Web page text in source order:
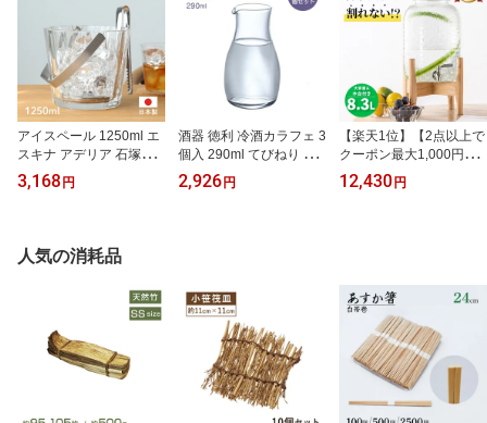
アイスペール 1250ml エ
スキナ アデリア 石塚硝
子（8569）氷入れ おし
ゃれ ステンレス バー用
3,168円
酒器 徳利 冷酒カラフェ 3
個入 290ml てびねり ア
デリア 石塚硝子（B-220
4）
2,926円
【楽天1位】【2点以上で
クーポン最大1,000円OF
F】[ポイント10倍] ドリ
ンクサーバー おしゃれ
ォーター 蛇口付き 果実
酒 梅酒 サングリア 冷水
ジュース 透明 割れない
飲食店
12,430円
人気の消耗品